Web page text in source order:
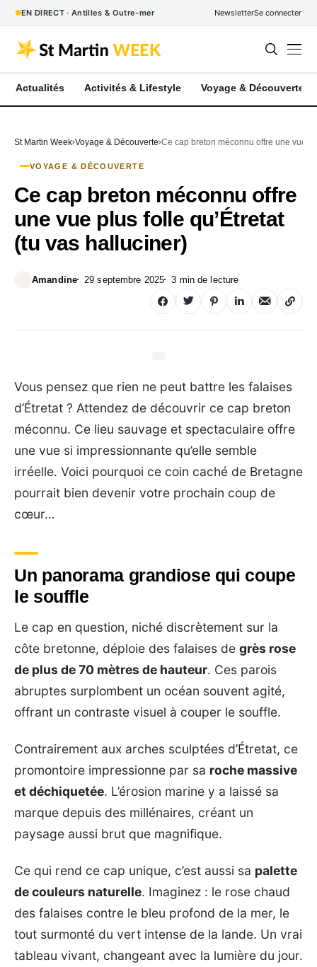
EN DIRECT · Antilles & Outre-mer NewsletterSe connecter
Actualités Activités & Lifestyle Voyage & Découverte
St Martin Week Voyage & Découverte Ce cap breton méconnu offre une vue
VOYAGE & DÉCOUVERTE
Ce cap breton méconnu offre
une vue plus folle qu’Étretat
(tu vas halluciner)
Amandine 29 septembre 2025 3 min de lecture
Vous pensez que rien ne peut battre les falaises
d’Étretat ? Attendez de découvrir ce cap breton
méconnu. Ce lieu sauvage et spectaculaire offre
une vue si impressionnante qu’elle semble
irréelle. Voici pourquoi ce coin caché de Bretagne
pourrait bien devenir votre prochain coup de
cœur…
Un panorama grandiose qui coupe
le souffle
Le cap en question, niché discrètement sur la
côte bretonne, déploie des falaises de grès rose
de plus de 70 mètres de hauteur. Ces parois
abruptes surplombent un océan souvent agité,
offrant un contraste visuel à couper le souffle.
Contrairement aux arches sculptées d’Étretat, ce
promontoire impressionne par sa roche massive
et déchiquetée. L’érosion marine y a laissé sa
marque depuis des millénaires, créant un
paysage aussi brut que magnifique.
Ce qui rend ce cap unique, c’est aussi sa palette
de couleurs naturelle. Imaginez : le rose chaud
des falaises contre le bleu profond de la mer, le
tout surmonté du vert intense de la lande. Un vrai
tableau vivant, changeant avec la lumière du jour.